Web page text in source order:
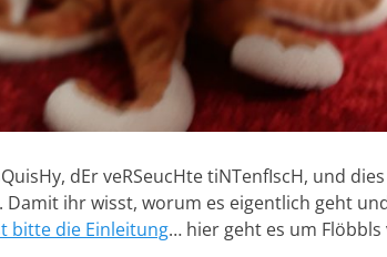
dEr veRSeucHte tiNTenfIscH, und
Damit ihr wisst, worum es eigentlich geht
bitte die Einleitung… hier geht es um